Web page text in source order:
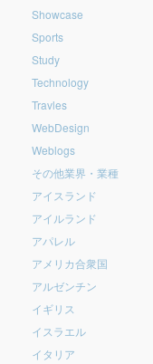
Showcase
Sports
Study
Technology
Travles
WebDesign
Weblogs
その他業界・業種
アイスランド
アイルランド
アパレル
アメリカ合衆国
アルゼンチン
イギリス
イスラエル
イタリア